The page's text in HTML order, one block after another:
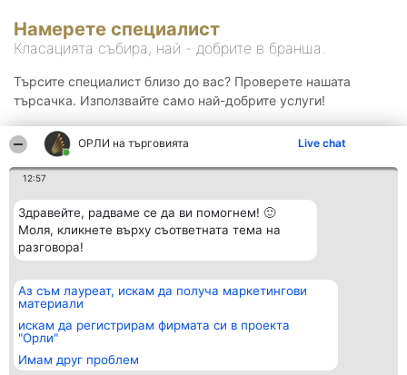
ОРЛИ на търговията Live chat
12:57
Здравейте, радваме се да ви помогнем! 🙂
Моля, кликнете върху съответната тема на
разговора!
Аз съм лауреат, искам да получа маркетингови
материали
искам да регистрирам фирмата си в проекта
"Орли"
Имам друг проблем
Намерете специалист
Класацията събира, най - добрите в бранша.
Търсите специалист близо до вас? Проверете нашата
търсачка. Използвайте само най-добрите услуги!
Организатор на
класиране
BulevardulAleea Timișul De
Sus Nr. 2, Bl. A30, Sc. A, Et.
4, Ap. 13
București 53-238
Класация
всички
Статут/Устав
Контакти